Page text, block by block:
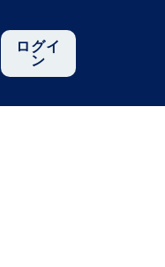
ログイ
ン